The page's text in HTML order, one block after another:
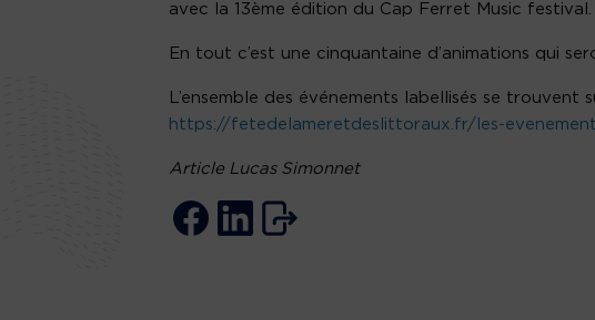
avec la 13ème édition du Cap Ferret Music festival.
En tout c’est une cinquantaine d’animations qui
L’ensemble des événements labellisés se trouvent
https://fetedelameretdeslittoraux.fr/les-
Article Lucas Simonnet